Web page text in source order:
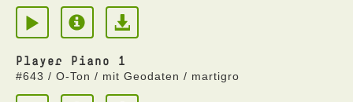
Player Piano 1
#643 / O-Ton / mit Geodaten / martigro